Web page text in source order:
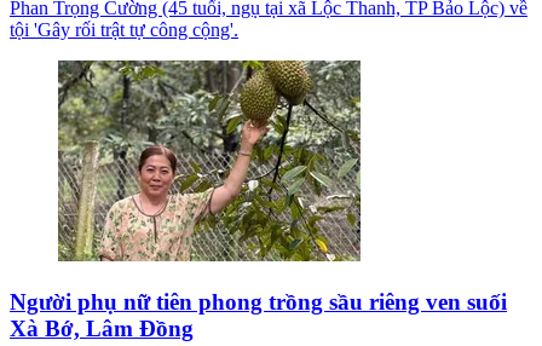
Phan Trọng Cường (45 tuổi, ngụ tại xã Lộc Thanh, TP Bảo Lộc) về
tội 'Gây rối trật tự công cộng'.
Người phụ nữ tiên phong trồng sầu riêng ven suối
Xà Bớ, Lâm Đồng